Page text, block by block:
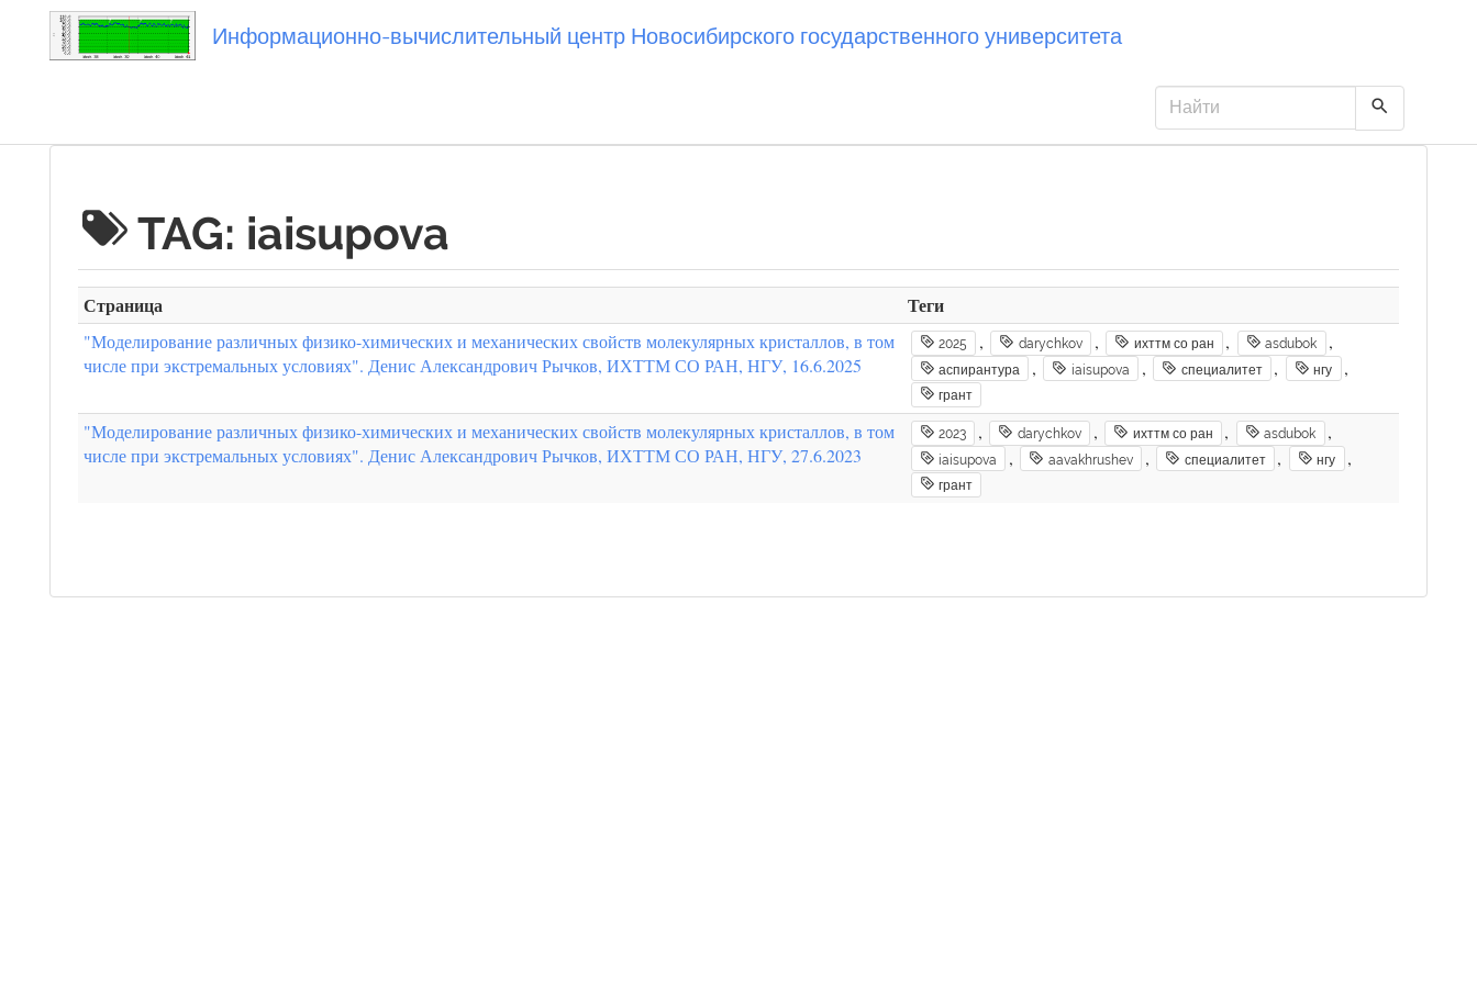
Информационно-вычислительный центр Новосибирского государственного университета
TAG: iaisupova
Страница Теги
"Моделирование различных физико-химических и механических свойств молекулярных кристаллов, в том
числе при экстремальных условиях". Денис Александрович Рычков, ИХТТМ СО РАН, НГУ, 16.6.2025
2025 , darychkov , ихттм со ран , asdubok ,
аспирантура , iaisupova , специалитет , нгу ,
грант
"Моделирование различных физико-химических и механических свойств молекулярных кристаллов, в том
числе при экстремальных условиях". Денис Александрович Рычков, ИХТТМ СО РАН, НГУ, 27.6.2023
2023 , darychkov , ихттм со ран , asdubok ,
iaisupova , aavakhrushev , специалитет , нгу ,
грант